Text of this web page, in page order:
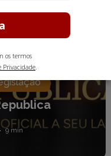
9 min
os termos
Privacidade.